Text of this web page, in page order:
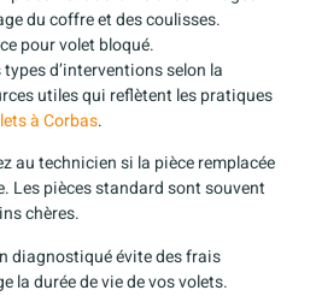
du coffre et des coulisses.
pour volet bloqué.
d’interventions selon la
utiles qui reflètent les pratiques
à Corbas.
au technicien si la pièce remplacée
Les pièces standard sont souvent
chères.
diagnostiqué évite des frais
la durée de vie de vos volets.